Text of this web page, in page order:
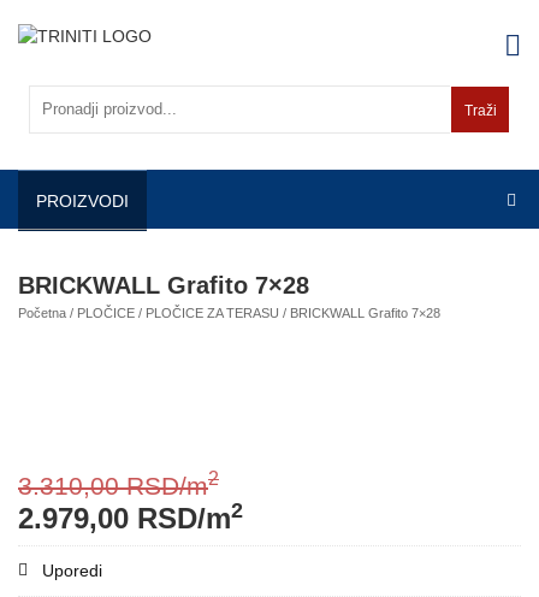
Traži
PROIZVODI
BRICKWALL Grafito 7×28
Početna / PLOČICE / PLOČICE ZA TERASU / BRICKWALL Grafito 7×28
3.310,00RSD/m2
2.979,00 RSD/m2
Uporedi